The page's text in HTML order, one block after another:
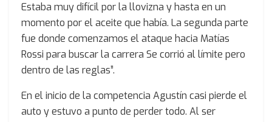
Estaba muy difícil por la llovizna y hasta en un
momento por el aceite que había. La segunda parte
fue donde comenzamos el ataque hacia Matías
Rossi para buscar la carrera Se corrió al límite pero
dentro de las reglas”.
En el inicio de la competencia Agustín casi pierde el
auto y estuvo a punto de perder todo. Al ser